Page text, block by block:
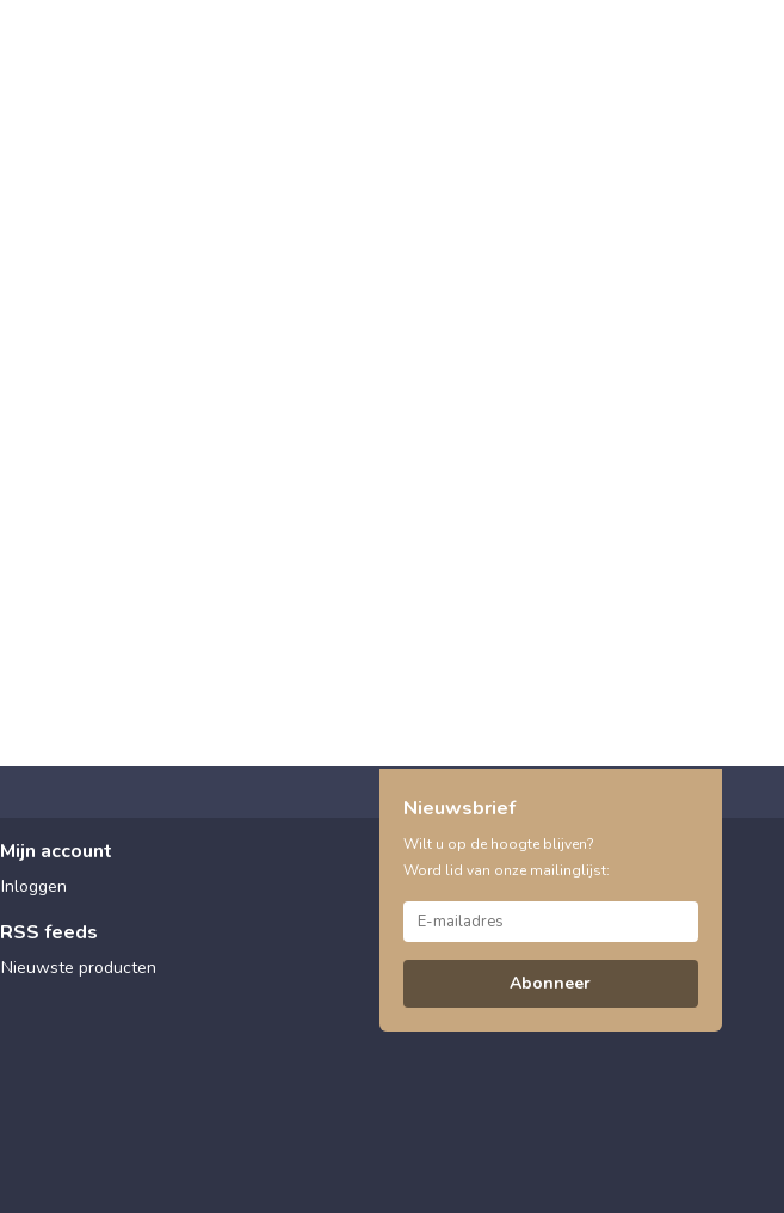
Mijn account
Inloggen
RSS feeds
Nieuwste producten
Nieuwsbrief
Wilt u op de hoogte blijven?
Word lid van onze mailinglijst:
Abonneer